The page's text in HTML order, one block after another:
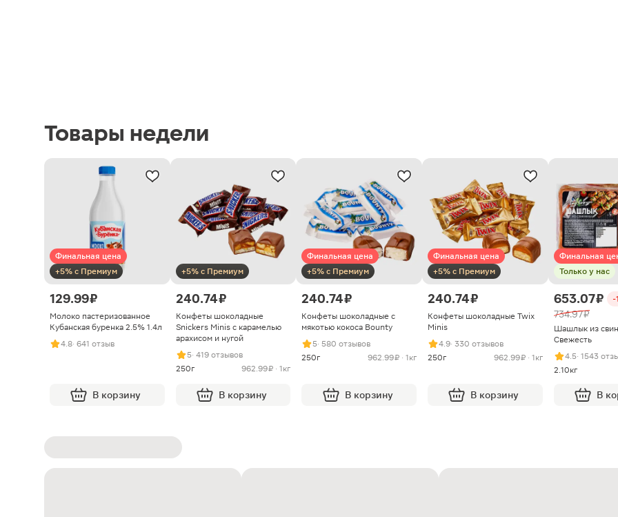
Товары недели
Финальная цена
+5% с Премиум
129.99 ₽
Молоко пастеризованное
Кубанская буренка 2.5% 1.4л
4.8· 641 отзыв
В корзину
+5% с Премиум
240.74 ₽
Конфеты шоколадные
Snickers Minis с карамелью
арахисом и нугой
5· 419 отзывов
250г
962.99 ₽ · 1кг
В корзину
Финальная цена
+5% с Премиум
240.74 ₽
Конфеты шоколадные с
мякотью кокоса Bounty
5· 580 отзывов
250г
962.99 ₽ · 1кг
В корзину
Финальная цена
+5% с Премиум
240.74 ₽
Конфеты шоколадные Twix
Minis
4.9· 330 отзывов
250г
962.99 ₽ · 1кг
В корзину
Финальная
Только у нас
653.07 ₽ -
734.97 ₽
Шашлык из
Свежесть
4.5· 1543
2.10кг
В